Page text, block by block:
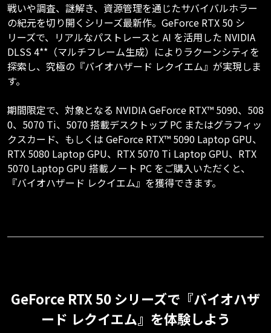
戦いや調査、謎解き、資源管理を通じたサバイバルホラー
の紀元を切り開くシリーズ最新作。GeForce RTX 50 シ
リーズで、リアルなパストレースと AI を活用した NVIDIA
DLSS 4**（マルチフレーム生成）によりラクーンシティを
探索し、究極の『バイオハザード レクイエム』が実現しま
す。
期間限定で、対象となる NVIDIA GeForce RTX™ 5090、508
0、5070 Ti、5070 搭載デスクトップ PC またはグラフィッ
クスカード、もしくは GeForce RTX™ 5090 Laptop GPU、
RTX 5080 Laptop GPU、RTX 5070 Ti Laptop GPU、RTX
5070 Laptop GPU 搭載ノート PC をご購入いただくと、
『バイオハザード レクイエム』を獲得できます。
GeForce RTX 50 シリーズで『バイオハザ
ード レクイエム』を体験しよう